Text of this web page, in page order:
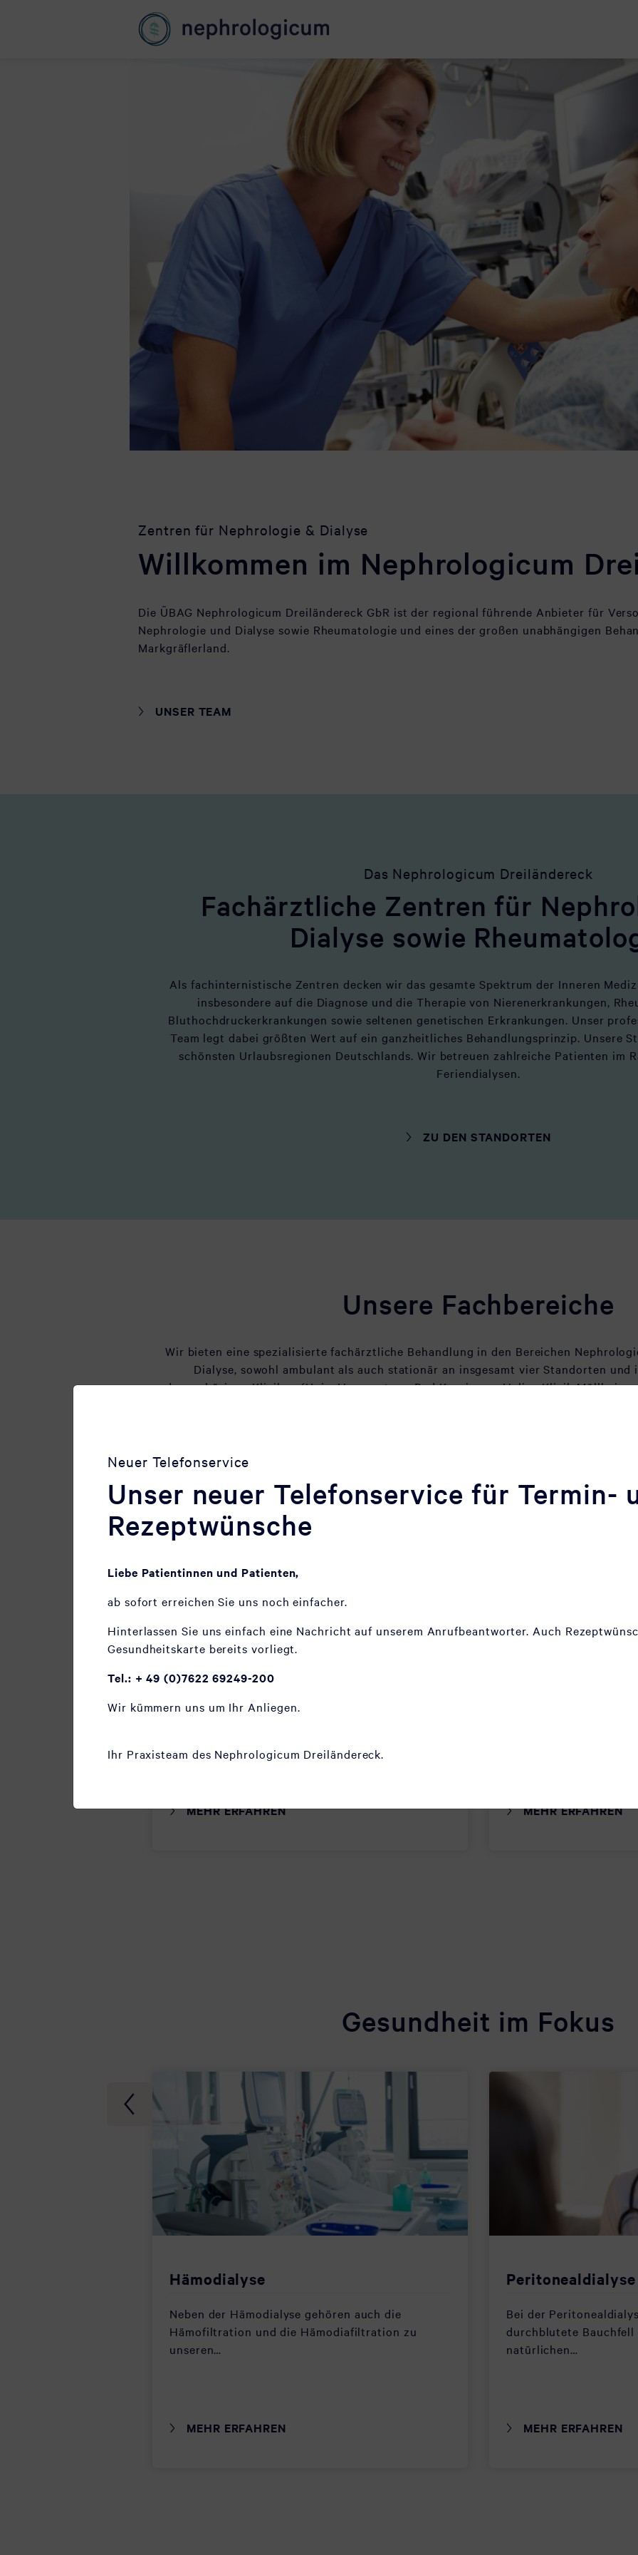
Zentren für Nephrologie & Dialyse
Willkommen im Nephrologicum
Die ÜBAG Nephrologicum Dreiländereck GbR ist der regional führende Anbieter für
Nephrologie und Dialyse sowie Rheumatologie und eines der großen unabhängigen
Markgräflerland.
UNSER TEAM
Neuer Telefonservice
Unser neuer Telefonservice für Termin-
Rezeptwünsche
Liebe Patientinnen und Patienten,
ab sofort erreichen Sie uns noch einfacher.
Hinterlassen Sie uns einfach eine Nachricht auf unserem Anrufbeantworter. Auch
Gesundheitskarte bereits vorliegt.
Tel.: + 49 (0)7622 69249-200
Wir kümmern uns um Ihr Anliegen.
Ihr Praxisteam des Nephrologicum Dreiländereck.
Das Nephrologicum Dreiländereck
Fachärztliche Zentren für
Dialyse sowie
Als fachinternistische Zentren decken wir das gesamte Spektrum der Inneren
insbesondere auf die Diagnose und die Therapie von Nierenerkrankungen,
Bluthochdruckerkrankungen sowie seltenen genetischen Erkrankungen. Unser
Team legt dabei größten Wert auf ein ganzheitliches Behandlungsprinzip. Unsere
schönsten Urlaubsregionen Deutschlands. Wir betreuen zahlreiche Patienten im
Feriendialysen.
ZU DEN STANDORTEN
Unsere Fachbereiche
Wir bieten eine spezialisierte fachärztliche Behandlung in den Bereichen
Dialyse, sowohl ambulant als auch stationär an insgesamt vier Standorten und
dazugehörigen Kliniken (Univ.-Herzzentrum Bad Krozingen, Helios Klinik Müllheim
Nephrologie
Die Nephrologie umfasst die Vorsorge, Diagnostik
MEHR ERFAHREN MEHR ERFAHREN
Gesundheit im Fokus
Hämodialyse
Neben der Hämodialyse gehören auch die
Hämofiltration und die Hämodiafiltration zu
unseren…
MEHR ERFAHREN
Bei der
durchblutete Bauchfell
natürlichen…
MEHR ERFAHREN